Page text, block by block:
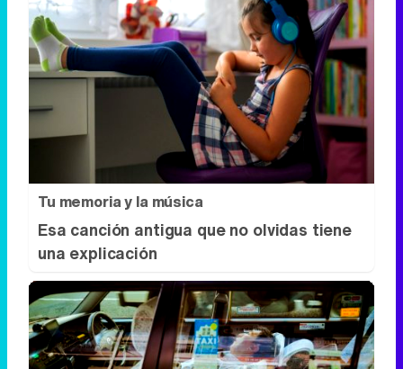
Tu memoria y la música
Esa canción antigua que no olvidas tiene
una explicación